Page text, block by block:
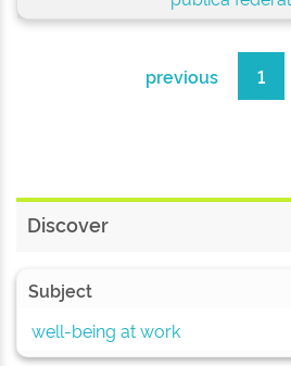
previous 1
Discover
Subject
well-being at work